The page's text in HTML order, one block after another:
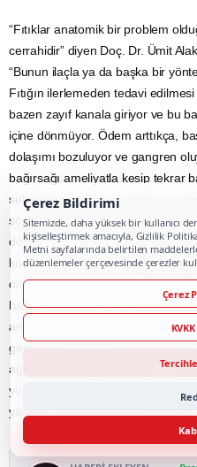
“Fıtıklar anatomik bir problem
cerrahidir” diyen Doç. Dr. Ümit
“Bunun ilaçla ya da başka bir
Fıtığın ilerlemeden tedavi
bazen zayıf kanala giriyor ve bu
içine dönmüyor. Ödem arttıkça,
dolaşımı bozuluyor ve gangren
bağırsağı ameliyatla kesip tekrar
sebep oluyor. Karnı açmanız ve
sözkonusu oluyor. Dolayısıyla
dönemde ameliyat olmasında çok
konforunu olumsuz etkiliyor;
da sorunlara yol açıyor. Özellikle
hastalığa sıklıkla rastlıyoruz.
ameliyatını başarıyla
gerektirmeyen özel yamalar
ağrısız şekilde yapılabiliyor.
yöntemlere göre çok azalıyor.
yaşamına dönmesi de
Çerez Bildirimi
Sitemizde, daha yüksek bir kullanıcı
kişiselleştirmek amacıyla, Gizlilik
Metni sayfalarında belirtilen
düzenlemeler çerçevesinde çerezler
Çerez